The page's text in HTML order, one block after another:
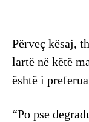
Përveç kësaj,
lartë në këtë
është i
“Po pse